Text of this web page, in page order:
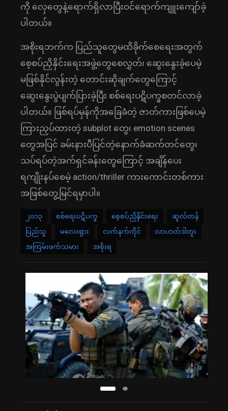
ကို လှေတွေနဲ့ရောက်ရှိလာပြီးဝင်ရောက်ကျူးကျော်ခဲ့
ပါတယ်။
အစိုးရဘက်က ပြည်သူတွေမထိခိုက်စေရေးအတွက်
စေ့စပ်ညှိနှိင်းရေးအဖွဲ့တွေစေလွှတ်၊ ဆွေးနွေးခဲ့ပေမဲ့
မဖြစ်နိုင်လွန်းတဲ့ တောင်းဆိုချက်တွေကြောင့်
ဆွေးနွေးပွဲပျက်ပြားခဲ့ပြီး စစ်ရေးပဋိပက္ခစတင်လာခဲ့
ပါတယ်။ ဖြစ်ရပ်မှန်ကိုအခြေခံတဲ့ ဇာတ်ကားဖြစ်ပေမဲ့
ကြားညှပ်ထားတဲ့ subplot တွေ၊ emotion scenes
တွေအပြင် ခမ်းနားပီပြင်တဲ့နောက်ခံဆက်တင်တွေ၊
သပ်ရပ်တဲ့အက်ရှင်ခန်းတွေကြောင့် အချိန်ပေး
ရကျိုးနပ်စေမဲ့ action/thriller ကားကောင်းတစ်ကား
အဖြစ်တွေ့မြင်ရမှာပါ။
၂၀၁၃ စစ်ရေးပဋိပက္ခ စေ့စပ်ညှိနှိင်းရေး
ဆူလ်တန်
ပြည်သူ
မလေးရှား လက်နက်ကိုင်
လာဟတ်ဒါတူး
အကြမ်းဖက်သမား
အစိုးရ